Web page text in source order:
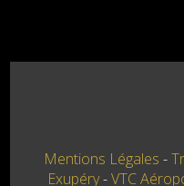
Mentions Légales
Exupéry VTC